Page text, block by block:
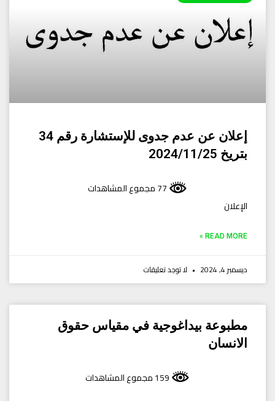
إعلان عن عدم جدوى للإستشارة رقم 34
بتريخ 2024/11/25
الإعلان
READ MORE »
ديسمبر 4, 2024 لا توجد تعليقات
مطبوعة بيداغوجية في مقياس حقوق
الانسان